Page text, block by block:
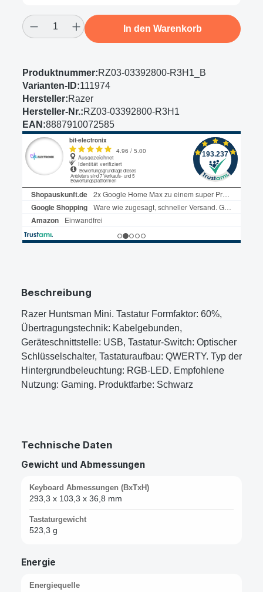
Produkt Anzahl: Gib den gewünschten
In den Warenkorb
Produktnummer:RZ03-03392800-R3H1_B
Varianten-ID:111974
Hersteller:Razer
Hersteller-Nr.:RZ03-03392800-R3H1
EAN:8887910072585
Beschreibung
Razer Huntsman Mini. Tastatur Formfaktor: 60%,
Übertragungstechnik: Kabelgebunden,
Geräteschnittstelle: USB, Tastatur-Switch: Optischer
Schlüsselschalter, Tastaturaufbau: QWERTY. Typ der
Hintergrundbeleuchtung: RGB-LED. Empfohlene
Nutzung: Gaming. Produktfarbe: Schwarz
Technische Daten
Gewicht und Abmessungen
Keyboard Abmessungen (BxTxH)
293,3 x 103,3 x 36,8 mm
Tastaturgewicht
523,3 g
Energie
Energiequelle